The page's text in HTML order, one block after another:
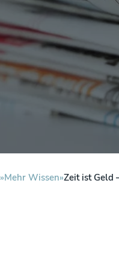
Mehr Wissen Zeit ist Geld